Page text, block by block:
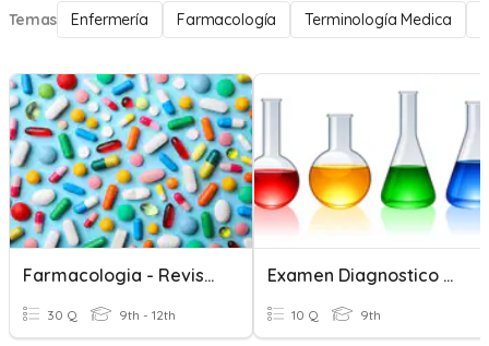
Temas Enfermería Farmacología Terminología Medica
Farmacologia - Revisão
30 Q 9th - 12th
Examen Diagnostico Quimica
10 Q 9th